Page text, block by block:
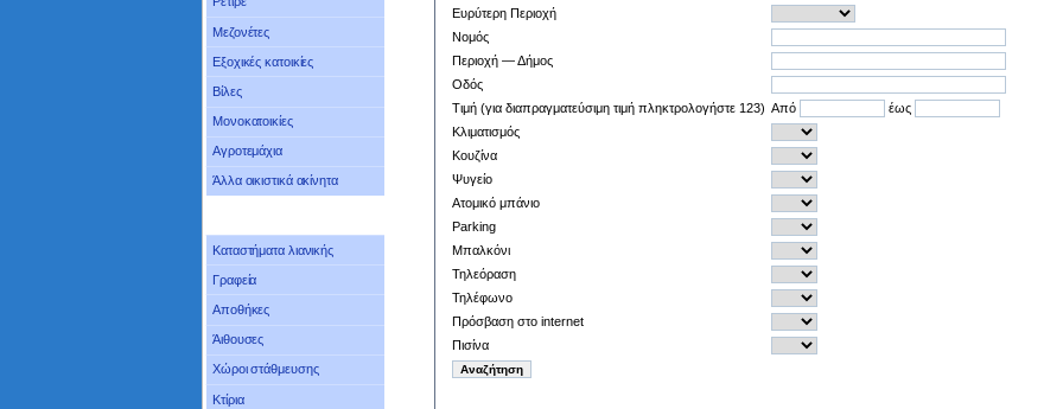
Μεζονέτες
Εξοχικές κατοικίες
Βίλες
Μονοκατοικίες
Αγροτεμάχια
Άλλα οικιστικά ακίνητα
Καταστήματα λιανικής
Γραφεία
Αποθήκες
Άιθουσες
Χώροι στάθμευσης
Κτίρια
Ευρύτερη Περιοχή
Νομός
Περιοχή — Δήμος
Οδός
Τιμή (για διαπραγματεύσιμη τιμή πληκτρολογήστε 123) Από
έως
Κλιματισμός
Κουζίνα
Ψυγείο
Ατομικό μπάνιο
Parking
Μπαλκόνι
Τηλεόραση
Τηλέφωνο
Πρόσβαση στο internet
Πισίνα